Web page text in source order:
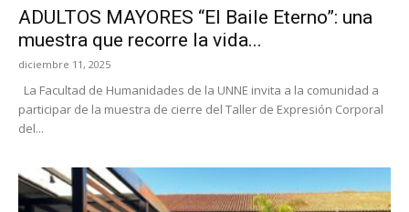
ADULTOS MAYORES “El Baile Eterno”: una
muestra que recorre la vida...
diciembre 11, 2025
La Facultad de Humanidades de la UNNE invita a la comunidad a
participar de la muestra de cierre del Taller de Expresión Corporal
del...